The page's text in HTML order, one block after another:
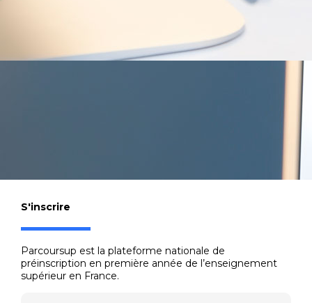
S'inscrire
Parcoursup est la plateforme nationale de
préinscription en première année de l’enseignement
supérieur en France.